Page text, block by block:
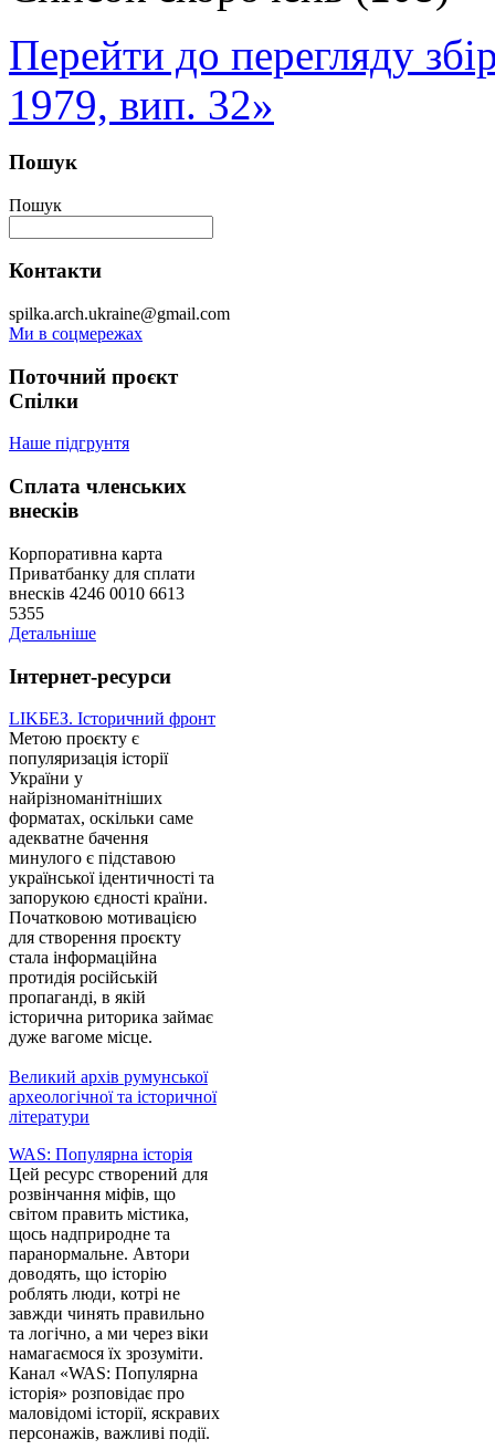
Перейти до перегляду
1979, вип. 32»
Пошук
Пошук
Контакти
spilka.arch.ukraine@gmail.com
Ми в соцмережах
Поточний проєкт
Спілки
Наше підгрунтя
Сплата членських
внесків
Корпоративна карта
Приватбанку для сплати
внесків 4246 0010 6613
5355
Детальніше
Інтернет-ресурси
LIKБЕЗ. Історичний фронт
Метою проєкту є
популяризація історії
України у
найрізноманітніших
форматах, оскільки саме
адекватне бачення
минулого є підставою
української ідентичності та
запорукою єдності країни.
Початковою мотивацією
для створення проєкту
стала інформаційна
протидія російській
пропаганді, в якій
історична риторика займає
дуже вагоме місце.
Великий архів румунської
археологічної та історичної
літератури
WAS: Популярна історія
Цей ресурс створений для
розвінчання міфів, що
світом править містика,
щось надприродне та
паранормальне. Автори
доводять, що історію
роблять люди, котрі не
завжди чинять правильно
та логічно, а ми через віки
намагаємося їх зрозуміти.
Канал «WAS: Популярна
історія» розповідає про
маловідомі історії, яскравих
персонажів, важливі події.